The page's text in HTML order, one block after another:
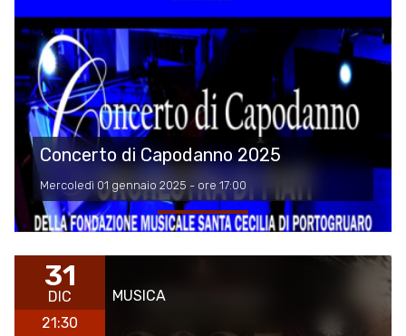
Concerto di Capodanno 2025
Mercoledì 01 gennaio 2025 - ore 17:00
31
DIC
21:30
MUSICA